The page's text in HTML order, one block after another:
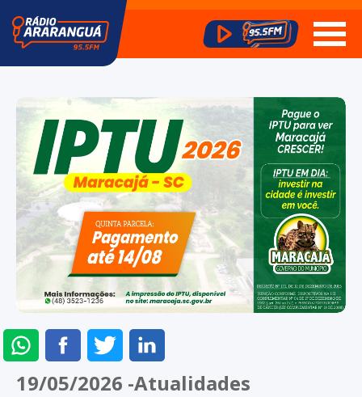
ENVIAR
NO
WHATSAPP
COMPARTILHAR
NO
FACEBOOK
COMPARTILHAR
NO
TWITTERLINKEDIN
19/05/2026 -Atualidades